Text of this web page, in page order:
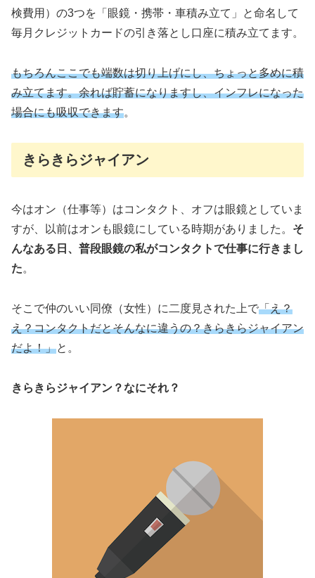
検費用）の3つを「眼鏡・携帯・車積み立て」と命名して
毎月クレジットカードの引き落とし口座に積み立てます。
もちろんここでも端数は切り上げにし、ちょっと多めに積
み立てます。余れば貯蓄になりますし、インフレになった
場合にも吸収できます。
きらきらジャイアン
今はオン（仕事等）はコンタクト、オフは眼鏡としていま
すが、以前はオンも眼鏡にしている時期がありました。 そ
んなある日、普段眼鏡の私がコンタクトで仕事に行きまし
た。
そこで仲のいい同僚（女性）に二度見された上で「え？
え？コンタクトだとそんなに違うの？きらきらジャイアン
だよ！」と。
きらきらジャイアン？なにそれ？